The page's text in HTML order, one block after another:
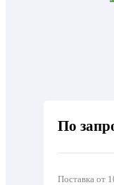
По
Поставка от